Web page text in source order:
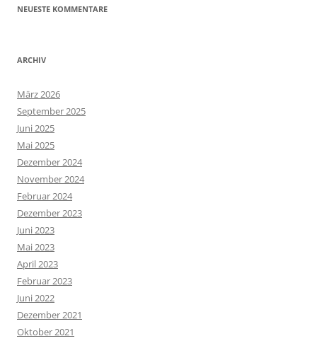
NEUESTE KOMMENTARE
ARCHIV
März 2026
September 2025
Juni 2025
Mai 2025
Dezember 2024
November 2024
Februar 2024
Dezember 2023
Juni 2023
Mai 2023
April 2023
Februar 2023
Juni 2022
Dezember 2021
Oktober 2021